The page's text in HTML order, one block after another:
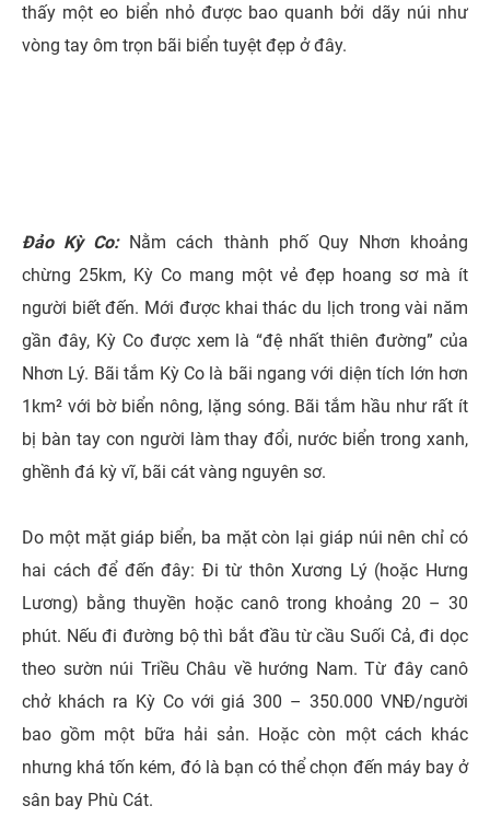
thấy một eo biển nhỏ được bao quanh bởi dãy núi như
vòng tay ôm trọn bãi biển tuyệt đẹp ở đây.
Đảo Kỳ Co: Nằm cách thành phố Quy Nhơn khoảng
chừng 25km, Kỳ Co mang một vẻ đẹp hoang sơ mà ít
người biết đến. Mới được khai thác du lịch trong vài năm
gần đây, Kỳ Co được xem là “đệ nhất thiên đường” của
Nhơn Lý. Bãi tắm Kỳ Co là bãi ngang với diện tích lớn hơn
1km² với bờ biển nông, lặng sóng. Bãi tắm hầu như rất ít
bị bàn tay con người làm thay đổi, nước biển trong xanh,
ghềnh đá kỳ vĩ, bãi cát vàng nguyên sơ.
Do một mặt giáp biển, ba mặt còn lại giáp núi nên chỉ có
hai cách để đến đây: Đi từ thôn Xương Lý (hoặc Hưng
Lương) bằng thuyền hoặc canô trong khoảng 20 – 30
phút. Nếu đi đường bộ thì bắt đầu từ cầu Suối Cả, đi dọc
theo sườn núi Triều Châu về hướng Nam. Từ đây canô
chở khách ra Kỳ Co với giá 300 – 350.000 VNĐ/người
bao gồm một bữa hải sản. Hoặc còn một cách khác
nhưng khá tốn kém, đó là bạn có thể chọn đến máy bay ở
sân bay Phù Cát.